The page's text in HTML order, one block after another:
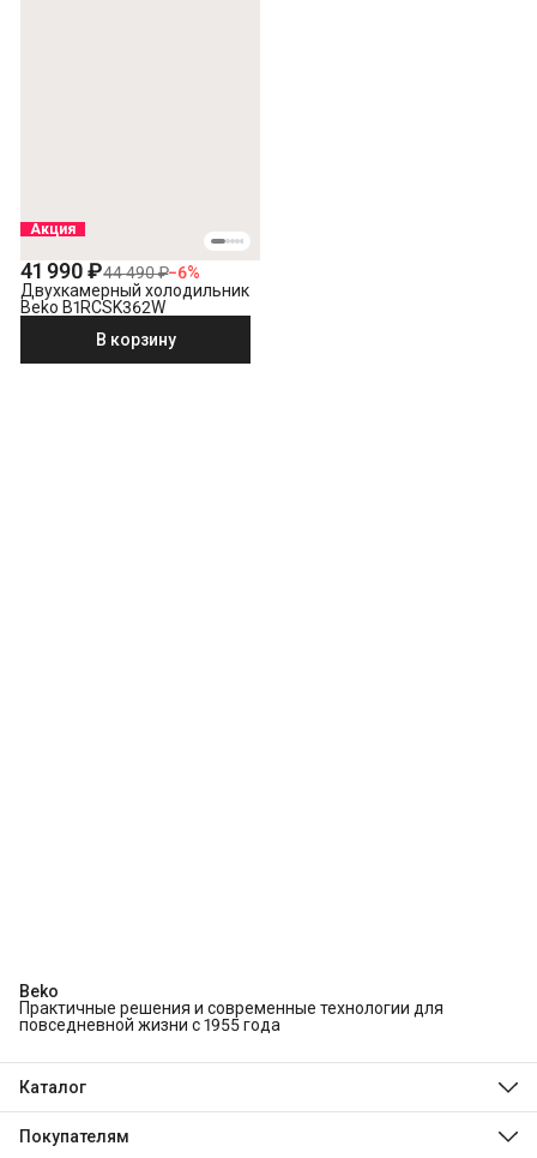
Акция
41 990 ₽44 490 ₽−6%
Двухкамерный холодильник
Beko B1RCSK362W
В корзину
Beko
Практичные решения и современные технологии для
повседневной жизни с 1955 года
Каталог
Стиральные и сушильные машины
Покупателям